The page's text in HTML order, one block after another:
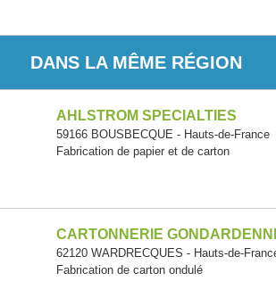
DANS LA MÊME RÉGION
AHLSTROM SPECIALTIES
59166 BOUSBECQUE - Hauts-de-France
Fabrication de papier et de carton
CARTONNERIE
62120 WARDRECQUES - Hauts-de-
Fabrication de carton ondulé